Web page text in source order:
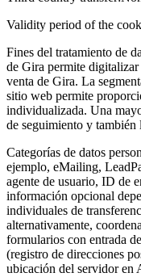
Validity period of the
Fines del tratamiento de
de Gira permite
venta de Gira. La
sitio web permite
individualizada. Una
de seguimiento y
Categorías de datos
ejemplo, eMailing,
agente de usuario, ID de
información opcional
individuales de
alternativamente,
formularios con entrada
(registro de direcciones
ubicación del servidor en